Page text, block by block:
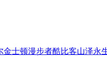
金士顿漫步者酷比客山泽永